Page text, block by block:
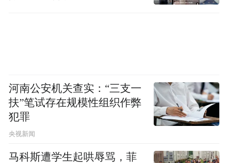
河南公安机关查实：“三支一
扶”笔试存在规模性组织作弊
犯罪
央视新闻
马科斯遭学生起哄辱骂，菲